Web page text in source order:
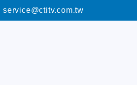
service@ctitv.com.tw